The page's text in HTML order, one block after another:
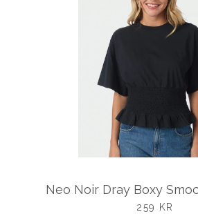
Neo Noir Dray Boxy
259 KR